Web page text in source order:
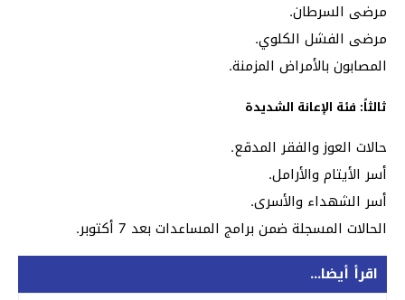
مرضى السرطان.
مرضى الفشل الكلوي.
المصابون بالأمراض المزمنة.
ثالثاً: فئة الإعانة الشديدة
حالات العوز والفقر المدقع.
أسر الأيتام والأرامل.
أسر الشهداء والأسرى.
الحالات المسجلة ضمن برامج المساعدات بعد 7 أكتوبر.
اقرأ أيضا...